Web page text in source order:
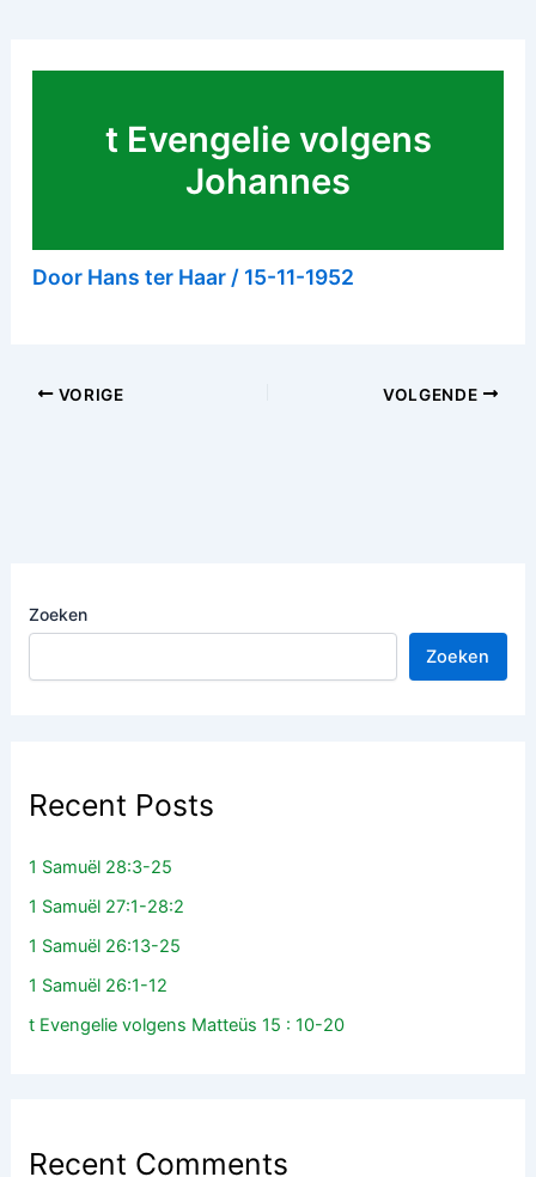
Zoeken
Zoeken
Recent Posts
1 Samuël 28:3-25
1 Samuël 27:1-28:2
1 Samuël 26:13-25
1 Samuël 26:1-12
t Evengelie volgens Matteüs 15 : 10-20
Recent Comments
t Evengelie volgens
Johannes
Door Hans ter Haar / 15-11-1952
VORIGE VOLGENDE